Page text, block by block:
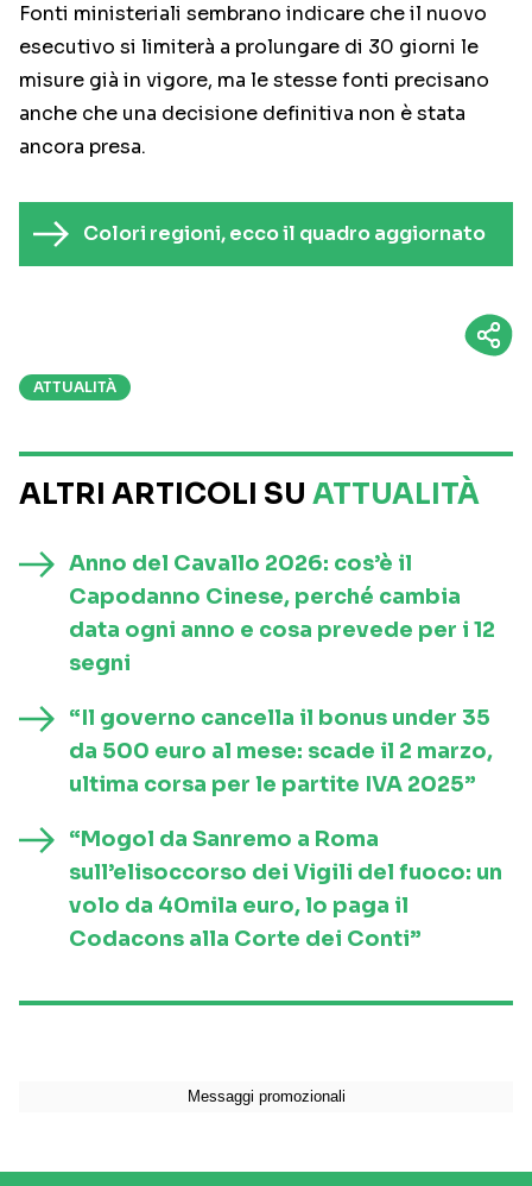
Fonti ministeriali sembrano indicare che il nuovo
esecutivo si limiterà a prolungare di 30 giorni le
misure già in vigore, ma le stesse fonti precisano
anche che una decisione definitiva non è stata
ancora presa.
Colori regioni, ecco il quadro aggiornato
ATTUALITÀ
ALTRI ARTICOLI SU ATTUALITÀ
Anno del Cavallo 2026: cos’è il
Capodanno Cinese, perché cambia
data ogni anno e cosa prevede per i 12
segni
“Il governo cancella il bonus under 35
da 500 euro al mese: scade il 2 marzo,
ultima corsa per le partite IVA 2025”
“Mogol da Sanremo a Roma
sull’elisoccorso dei Vigili del fuoco: un
volo da 40mila euro, lo paga il
Codacons alla Corte dei Conti”